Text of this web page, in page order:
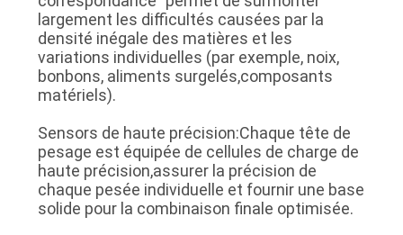
largement les difficultés causées par la
densité inégale des matières et les
variations individuelles (par exemple, noix,
bonbons, aliments surgelés,composants
matériels).
Sensors de haute précision:Chaque tête de
pesage est équipée de cellules de charge de
haute précision,assurer la précision de
chaque pesée individuelle et fournir une base
solide pour la combinaison finale optimisée.